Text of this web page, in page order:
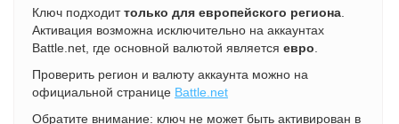
Ключ подходиттолько для европейского региона
Активация возможна исключительно на аккаунтах
Battle.net, где основной валютой является евро
Проверить регион и валюту аккаунта можно на
официальной странице Battle.net
Обратите внимание: ключ не может быть активирован в